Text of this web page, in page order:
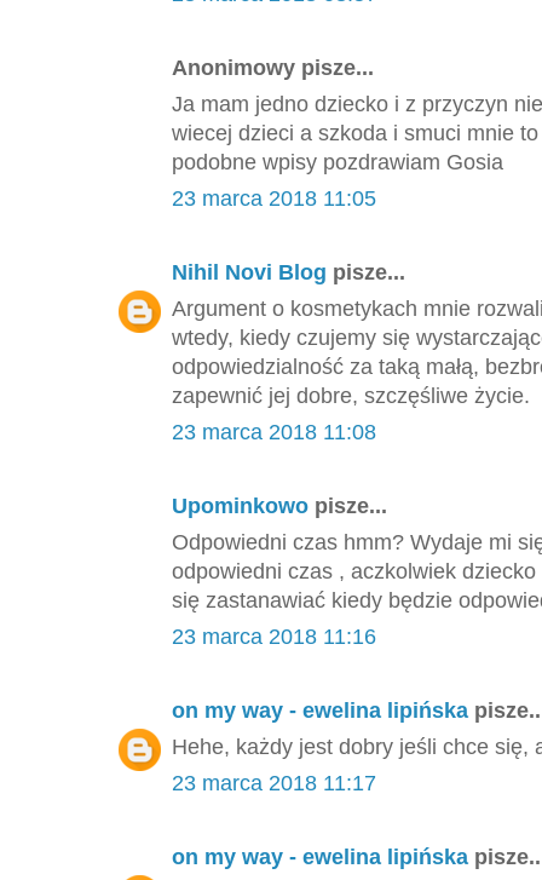
Anonimowy pisze...
Ja mam jedno dziecko i z przyczyn
wiecej dzieci a szkoda i smuci mnie
podobne wpisy pozdrawiam Gosia
23 marca 2018 11:05
Nihil Novi Blog pisze...
Argument o kosmetykach mnie
wtedy, kiedy czujemy się
odpowiedzialność za taką małą,
zapewnić jej dobre, szczęśliwe życie.
23 marca 2018 11:08
Upominkowo pisze...
Odpowiedni czas hmm? Wydaje mi
odpowiedni czas , aczkolwiek
się zastanawiać kiedy będzie
23 marca 2018 11:16
on my way - ewelina lipińska
Hehe, każdy jest dobry jeśli chce się,
23 marca 2018 11:17
on my way - ewelina lipińska